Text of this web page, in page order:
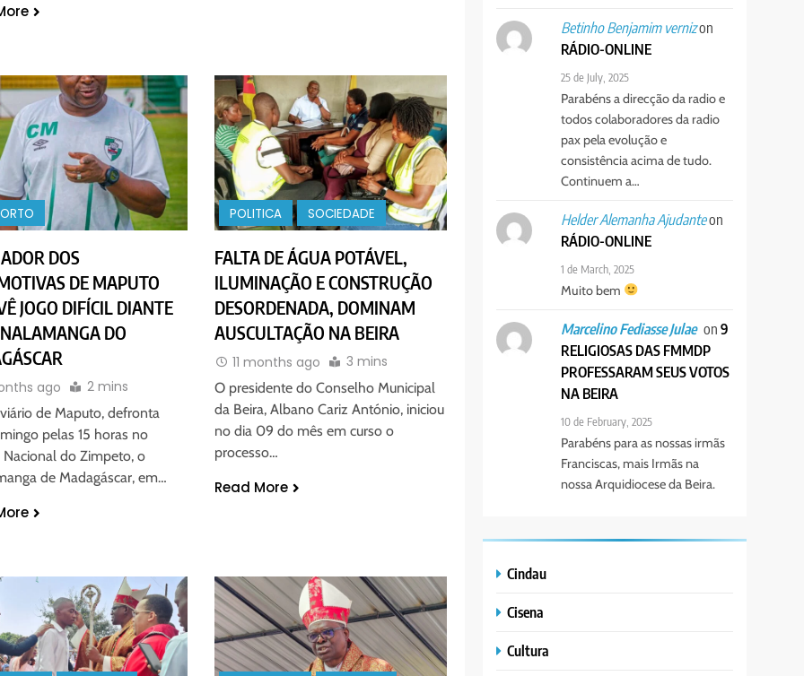
DOS
DE MAPUTO
JOGO DIFÍCIL DIANTE
DO
ago 2 mins
de Maputo, defronta
pelas 15 horas no
Nacional do Zimpeto, o
de Madagáscar, em…
POLITICA SOCIEDADE
FALTA DE ÁGUA POTÁVEL,
ILUMINAÇÃO E CONSTRUÇÃO
DESORDENADA, DOMINAM
AUSCULTAÇÃO NA BEIRA
11 months ago 3 mins
O presidente do Conselho Municipal
da Beira, Albano Cariz António, iniciou
no dia 09 do mês em curso o
processo…
Read More
Betinho Benjamim vernizon
RÁDIO-ONLINE
25 de July, 2025
Parabéns a direcção da radio e
todos colaboradores da radio
pax pela evolução e
consistência acima de tudo.
Continuem a…
Helder Alemanha Ajudanteon
RÁDIO-ONLINE
1 de March, 2025
Muito bem
Marcelino Fediasse Julae on9
RELIGIOSAS DAS FMMDP
PROFESSARAM SEUS VOTOS
NA BEIRA
10 de February, 2025
Parabéns para as nossas irmãs
Franciscas, mais Irmãs na
nossa Arquidiocese da Beira.
Cindau
Cisena
Cultura